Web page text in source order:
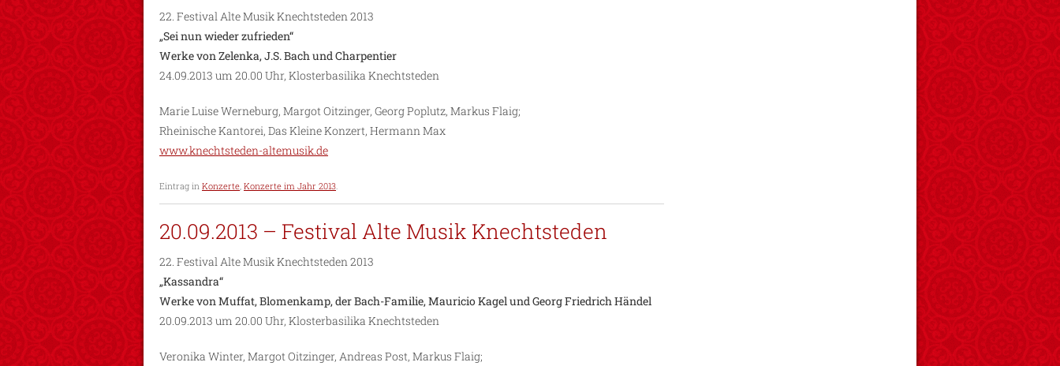
22. Festival Alte Musik Knechtsteden 2013
„Sei nun wieder zufrieden“
Werke von Zelenka, J.S. Bach und Charpentier
24.09.2013 um 20.00 Uhr, Klosterbasilika Knechtsteden
Marie Luise Werneburg, Margot Oitzinger, Georg Poplutz, Markus Flaig;
Rheinische Kantorei, Das Kleine Konzert, Hermann Max
www.knechtsteden-altemusik.de
Eintrag in Konzerte, Konzerte im Jahr 2013.
20.09.2013 – Festival Alte Musik Knechtsteden
22. Festival Alte Musik Knechtsteden 2013
„Kassandra“
Werke von Muffat, Blomenkamp, der Bach-Familie, Mauricio Kagel und Georg Friedrich Händel
20.09.2013 um 20.00 Uhr, Klosterbasilika Knechtsteden
Veronika Winter, Margot Oitzinger, Andreas Post, Markus Flaig;